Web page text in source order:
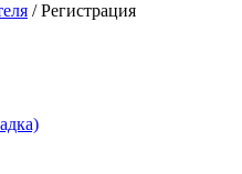
/Регистрация